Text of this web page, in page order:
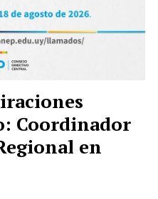
Coordinador
en